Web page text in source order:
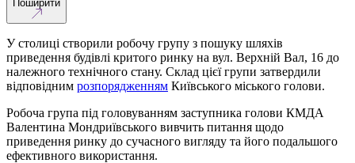
Поширити
У столиці створили робочу групу з пошуку шляхів
приведення будівлі критого ринку на вул. Верхній Вал, 16 до
належного технічного стану. Склад цієї групи затвердили
відповідним розпорядженням Київського міського голови.
Робоча група під головуванням заступника голови КМДА
Валентина Мондриївського вивчить питання щодо
приведення ринку до сучасного вигляду та його подальшого
ефективного використання.